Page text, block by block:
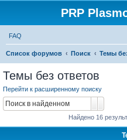
PRP
FAQ
Список форумов Поиск Темы
Темы без ответов
Перейти к расширенному поиску
Найдено 16